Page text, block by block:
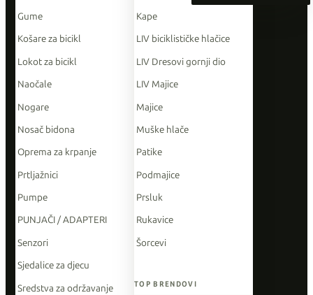
Gume
Košare za bicikl
Lokot za bicikl
Naočale
Nogare
Nosač bidona
Oprema za krpanje
Prtljažnici
Pumpe
PUNJAČI / ADAPTERI
Senzori
Sjedalice za djecu
Sredstva za održavanje
Kape
LIV biciklističke hlačice
LIV Dresovi gornji dio
LIV Majice
Majice
Muške hlače
Patike
Podmajice
Prsluk
Rukavice
Šorcevi
TOP BRENDOVI